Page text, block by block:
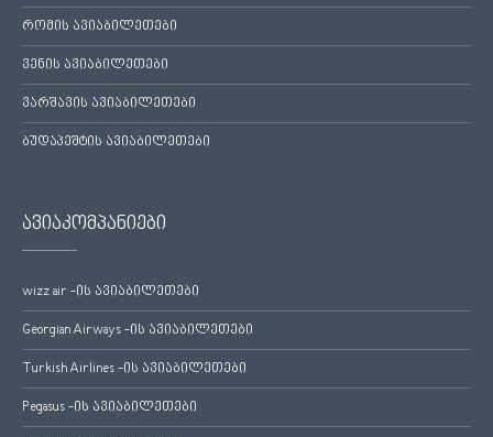
რომის ავიაბილეთები
ვენის ავიაბილეთები
ვარშავის ავიაბილეთები
ბუდაპეშტის ავიაბილეთები
ავიაკომპანიები
wizz air -ის ავიაბილეთები
Georgian Airways -ის ავიაბილეთები
Turkish Airlines -ის ავიაბილეთები
Pegasus -ის ავიაბილეთები